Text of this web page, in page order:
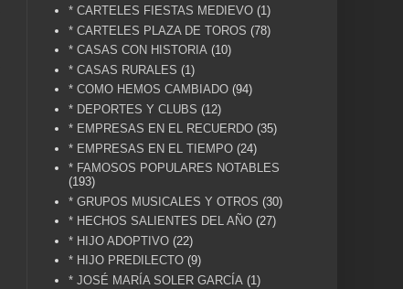
* CARTELES FIESTAS MEDIEVO (1)
* CARTELES PLAZA DE TOROS (78)
* CASAS CON HISTORIA (10)
* CASAS RURALES (1)
* COMO HEMOS CAMBIADO (94)
* DEPORTES Y CLUBS (12)
* EMPRESAS EN EL RECUERDO (35)
* EMPRESAS EN EL TIEMPO (24)
* FAMOSOS POPULARES NOTABLES
(193)
* GRUPOS MUSICALES Y OTROS (30)
* HECHOS SALIENTES DEL AÑO (27)
* HIJO ADOPTIVO (22)
* HIJO PREDILECTO (9)
* JOSÉ MARÍA SOLER GARCÍA (1)